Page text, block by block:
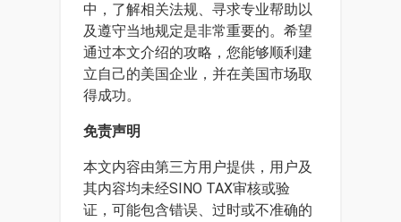
中，了解相关法规、寻求专业帮助以
及遵守当地规定是非常重要的。希望
通过本文介绍的攻略，您能够顺利建
立自己的美国企业，并在美国市场取
得成功。
免责声明
本文内容由第三方用户提供，用户及
其内容均未经SINO TAX审核或验
证，可能包含错误、过时或不准确的